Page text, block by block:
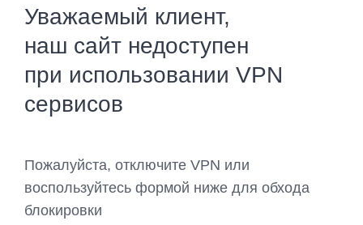
Уважаемый клиент,
наш сайт недоступен
при использовании VPN
сервисов
Пожалуйста, отключите VPN или
воспользуйтесь формой ниже для обхода
блокировки